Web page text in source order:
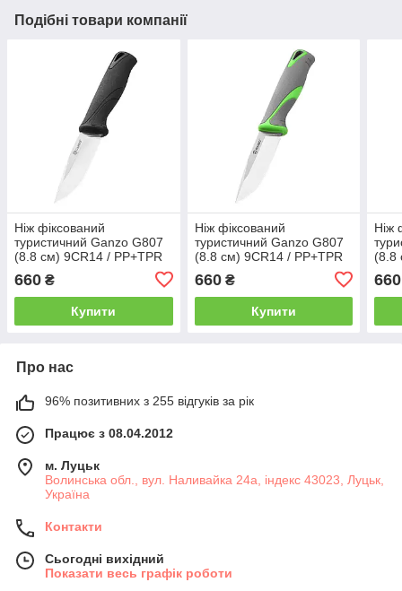
Подібні товари компанії
Ніж фіксований
туристичний Ganzo G807
(8.8 см) 9CR14 / PP+TPR
660 ₴
Купити
Ніж фіксований
туристичний Ganzo G807
(8.8 см) 9CR14 / PP+TPR
660₴
Купити
Ніж
(8.8
660
Про нас
96% позитивних з 255 відгуків за рік
Працює з 08.04.2012
м. Луцьк
Волинська обл., вул. Наливайка 24а, індекс 43023, Луцьк,
Україна
Контакти
Сьогодні вихідний
Показати весь графік роботи